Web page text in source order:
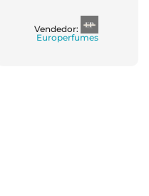
Vendedor:
Europerfumes